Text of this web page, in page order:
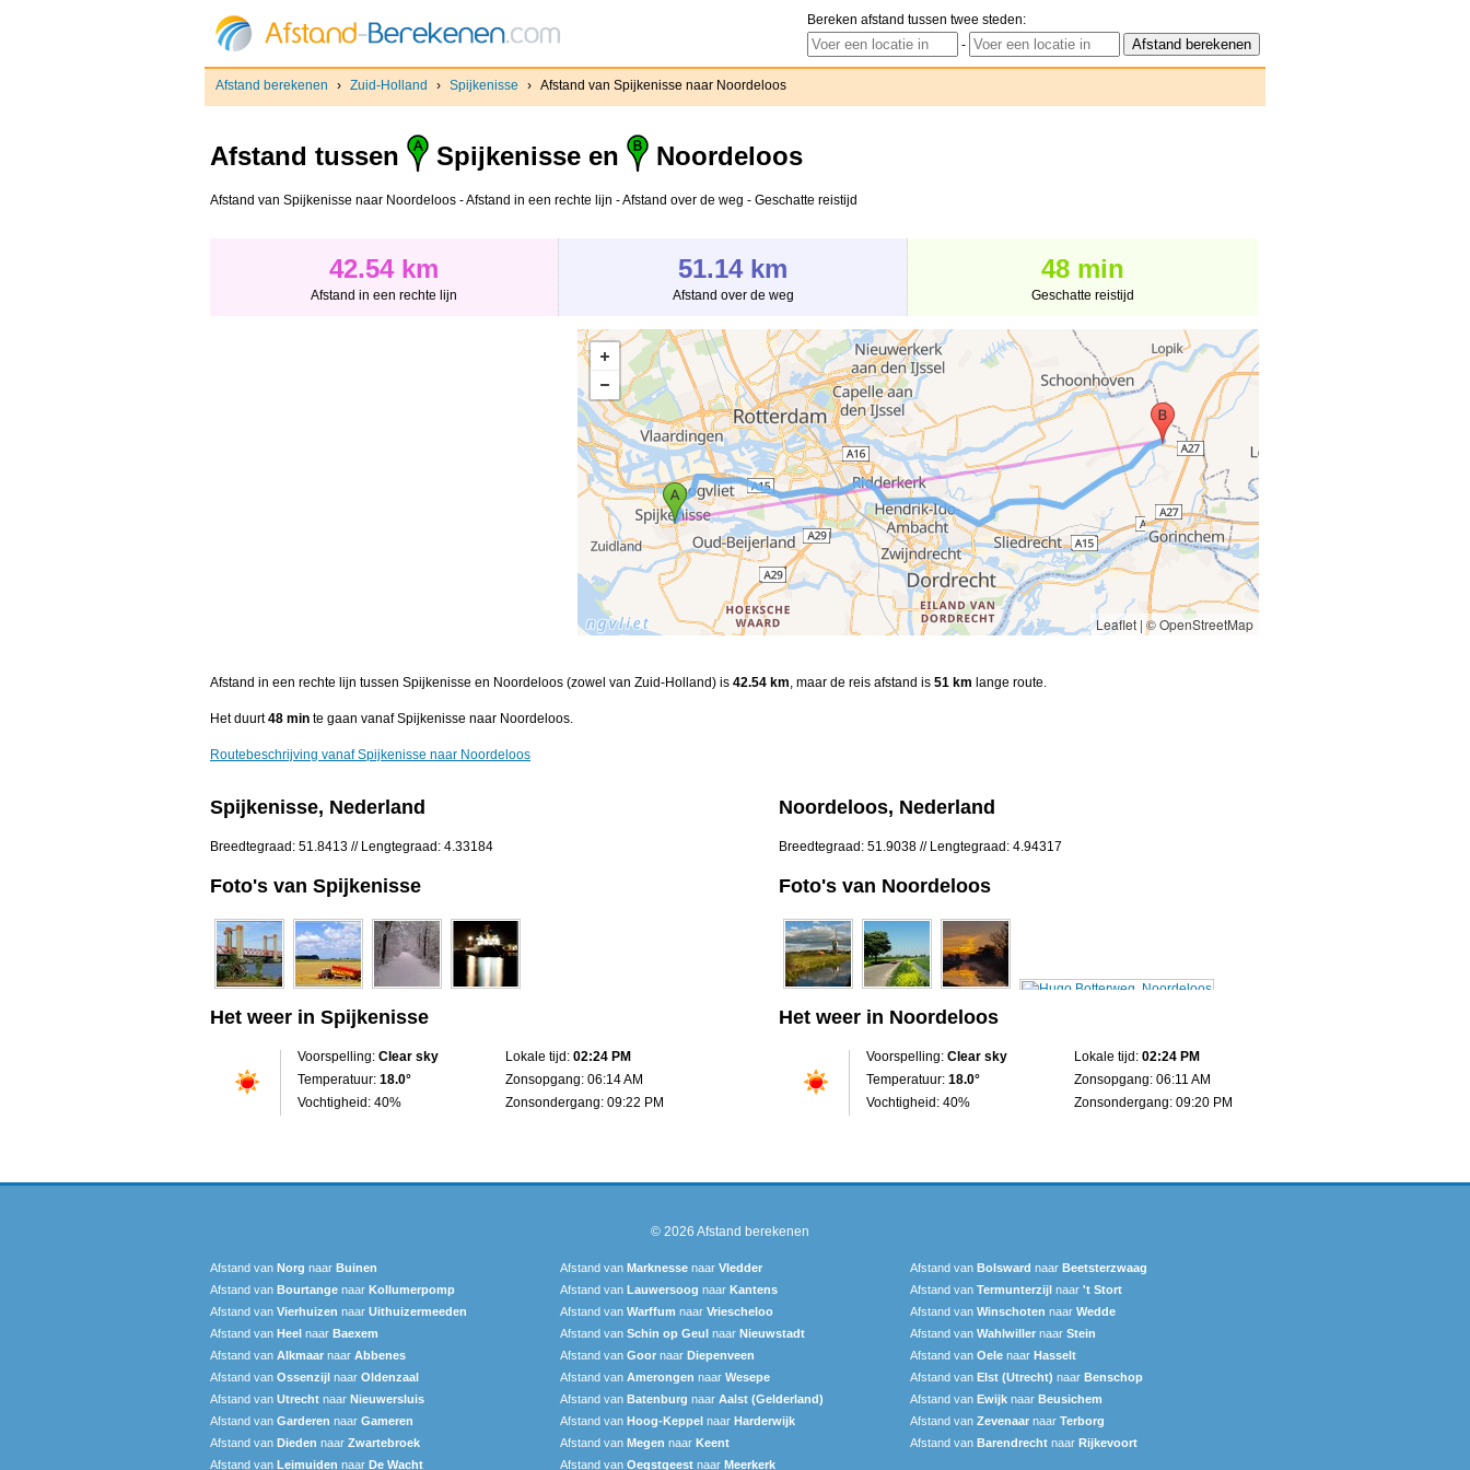
Bereken afstand tussen twee steden:
-
Afstand berekenen › Zuid-Holland › Spijkenisse › Afstand van Spijkenisse naar Noordeloos
Afstand tussen Spijkenisse en Noordeloos
Afstand van Spijkenisse naar Noordeloos - Afstand in een rechte lijn - Afstand over de weg - Geschatte reistijd
42.54 km
Afstand in een rechte lijn
51.14 km
Afstand over de weg
48 min
Geschatte reistijd
Leaflet | © OpenStreetMap
Afstand in een rechte lijn tussen Spijkenisse en Noordeloos (zowel van Zuid-Holland) is 42.54 km, maar de reis afstand is 51 km lange route.
Het duurt48 min te gaan vanaf Spijkenisse naar Noordeloos.
Routebeschrijving vanaf Spijkenisse naar Noordeloos
Spijkenisse, Nederland
Breedtegraad: 51.8413 // Lengtegraad: 4.33184
Foto's van Spijkenisse
Het weer in Spijkenisse
Voorspelling: Clear sky
Temperatuur: 18.0°
Vochtigheid: 40%
Lokale tijd: 02:24 PM
Zonsopgang: 06:14 AM
Zonsondergang: 09:22 PM
Noordeloos, Nederland
Breedtegraad: 51.9038 // Lengtegraad: 4.94317
Foto's van Noordeloos
Het weer in Noordeloos
Voorspelling: Clear sky
Temperatuur: 18.0°
Vochtigheid: 40%
Lokale tijd: 02:24 PM
Zonsopgang: 06:11 AM
Zonsondergang: 09:20 PM
© 2026 Afstand berekenen
Afstand van Norg naar Buinen Afstand van Marknesse naar Vledder Afstand van Bolsward‎ naar Beetsterzwaag
Afstand van Bourtange naar Kollumerpomp Afstand van Lauwersoog naar Kantens Afstand van Termunterzijl naar 't Stort
Afstand van Vierhuizen naar Uithuizermeeden Afstand van Warffum naar Vriescheloo Afstand van Winschoten naar Wedde
Afstand van Heel naar Baexem Afstand van Schin op Geul naar Nieuwstadt Afstand van Wahlwiller naar Stein
Afstand van Alkmaar naar Abbenes Afstand van Goor naar Diepenveen Afstand van Oele naar Hasselt
Afstand van Ossenzijl naar Oldenzaal Afstand van Amerongen naar Wesepe Afstand van Elst (Utrecht) naar Benschop
Afstand van Utrecht naar Nieuwersluis Afstand van Batenburg naar Aalst (Gelderland) Afstand van Ewijk naar Beusichem
Afstand van Garderen naar Gameren Afstand van Hoog-Keppel naar Harderwijk Afstand van Zevenaar naar Terborg
Afstand van Dieden naar Zwartebroek Afstand van Megen naar Keent Afstand van Barendrecht naar Rijkevoort
Afstand van Leimuiden naar De Wacht Afstand van Oegstgeest naar Meerkerk